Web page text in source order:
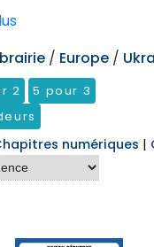
/ Europe /
2
5 pour 3
numériques |